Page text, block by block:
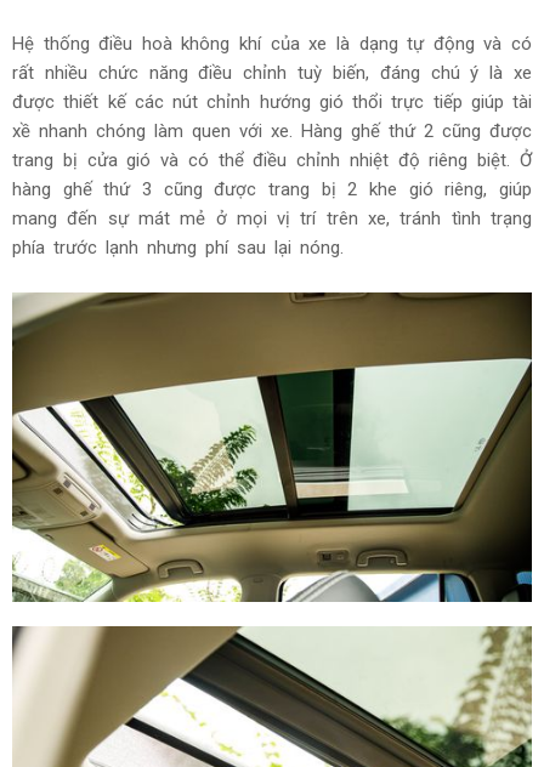
Hệ thống điều hoà không khí của xe là dạng tự động và có
rất nhiều chức năng điều chỉnh tuỳ biến, đáng chú ý là xe
được thiết kế các nút chỉnh hướng gió thổi trực tiếp giúp tài
xề nhanh chóng làm quen với xe. Hàng ghế thứ 2 cũng được
trang bị cửa gió và có thể điều chỉnh nhiệt độ riêng biệt. Ở
hàng ghế thứ 3 cũng được trang bị 2 khe gió riêng, giúp
mang đến sự mát mẻ ở mọi vị trí trên xe, tránh tình trạng
phía trước lạnh nhưng phí sau lại nóng.